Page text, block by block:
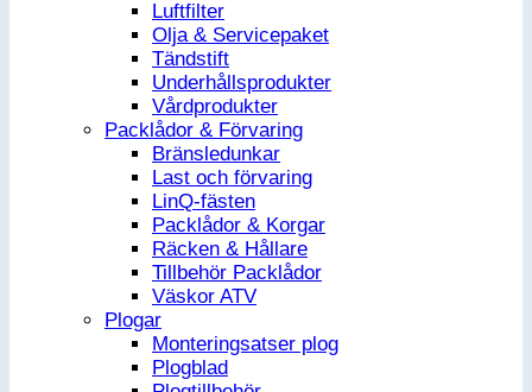
Luftfilter
Olja & Servicepaket
Tändstift
Underhållsprodukter
Vårdprodukter
Packlådor & Förvaring
Bränsledunkar
Last och förvaring
LinQ-fästen
Packlådor & Korgar
Räcken & Hållare
Tillbehör Packlådor
Väskor ATV
Plogar
Monteringsatser plog
Plogblad